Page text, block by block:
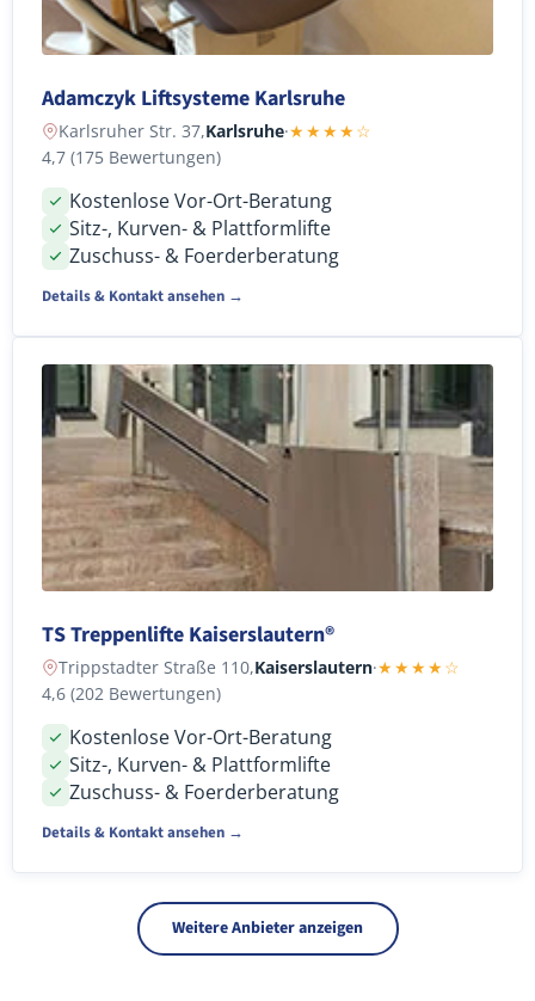
Adamczyk Liftsysteme Karlsruhe
Karlsruher Str. 37,Karlsruhe·★★★★☆
4,7 (175 Bewertungen)
Kostenlose Vor-Ort-Beratung
Sitz-, Kurven- & Plattformlifte
Zuschuss- & Foerderberatung
Details & Kontakt ansehen →
TS Treppenlifte Kaiserslautern®
Trippstadter Straße 110,Kaiserslautern·★★★★☆
4,6 (202 Bewertungen)
Kostenlose Vor-Ort-Beratung
Sitz-, Kurven- & Plattformlifte
Zuschuss- & Foerderberatung
Details & Kontakt ansehen →
Weitere Anbieter anzeigen